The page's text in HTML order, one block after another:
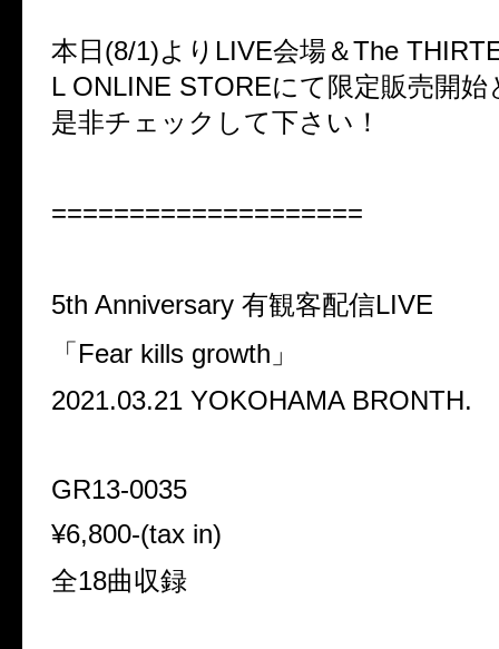
本日 (8/1)より LIVE会場＆The
L ONLINE STOREにて 限定販売開
是非チェックして下さい！
====================
5th Anniversary 有観客配信LIVE
「 Fear kills growth 」
2021.03.21 YOKOHAMA BRONTH.
GR13-0035
¥6,800-(tax in)
全18曲収録